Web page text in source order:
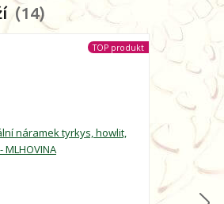
14
TOP produkt